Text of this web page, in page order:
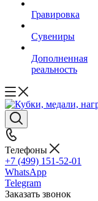
Гравировка
Сувениры
Дополненная
реальность
Телефоны
+7 (499) 151-52-01
WhatsApp
Telegram
Заказать звонок